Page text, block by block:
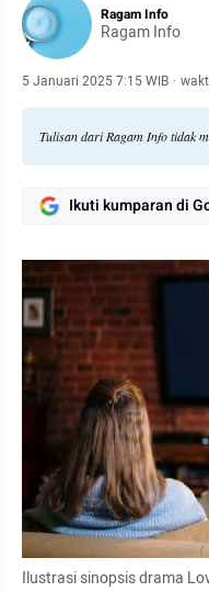
Ragam Info
Ragam Info
5 Januari 2025 7:15 WIB ·
Tulisan dari Ragam Info tidak
Ikuti kumparan di
Ilustrasi sinopsis drama